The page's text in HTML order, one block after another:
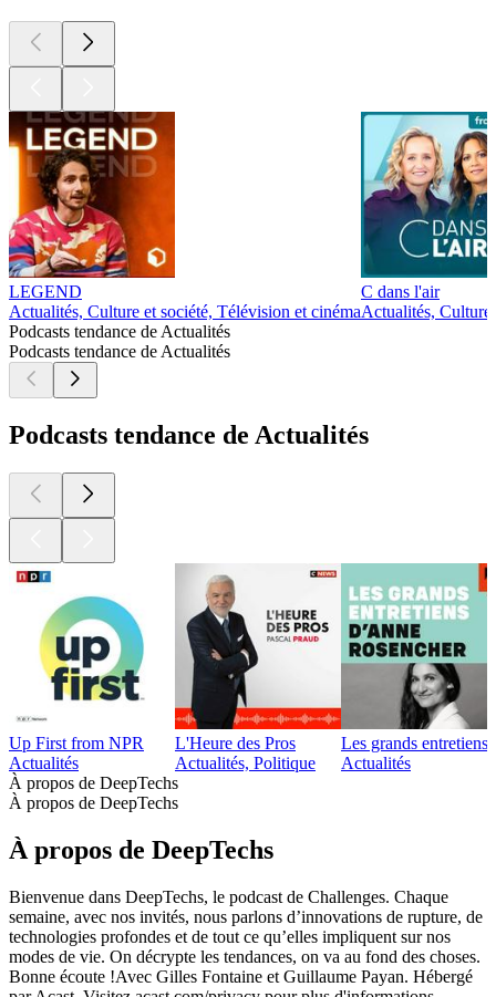
LEGEND
Actualités, Culture et société, Télévision et cinéma
C dans l'air
Actualités, Culture
Podcasts tendance de Actualités
Podcasts tendance de Actualités
Podcasts tendance de Actualités
Up First from NPR
Actualités
L'Heure des Pros
Actualités, Politique
Les grands
Actualités
À propos de DeepTechs
À propos de DeepTechs
À propos de DeepTechs
Bienvenue dans DeepTechs, le podcast de Challenges. Chaque
semaine, avec nos invités, nous parlons d’innovations de rupture, de
technologies profondes et de tout ce qu’elles impliquent sur nos
modes de vie. On décrypte les tendances, on va au fond des choses.
Bonne écoute !Avec Gilles Fontaine et Guillaume Payan. Hébergé